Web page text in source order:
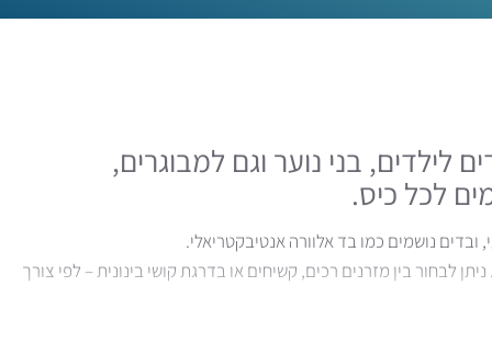
לילדים, בני נוער וגם למבוגרים,
לכל כיס.
לבחור בין מזרנים רכים, קשיחים או בדרגת קושי בינונית – לפי צורך